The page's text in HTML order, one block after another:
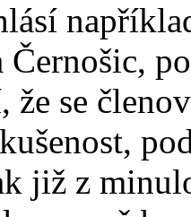
že se
již z